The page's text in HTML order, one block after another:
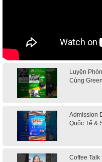
Luyện
Cùng
Admission
Quốc Tế &
Coffee